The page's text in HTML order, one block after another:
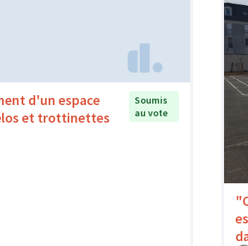
d'un espace
et trottinettes
Soumis
au vote